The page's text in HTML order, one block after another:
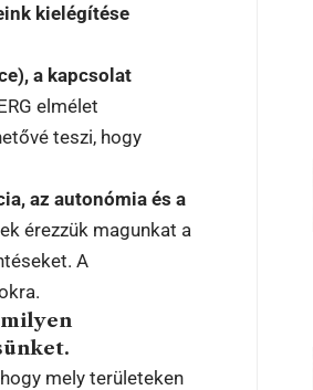
kielégítése
a kapcsolat
elmélet
teszi, hogy
az autonómia és a
érezzük magunkat a
A
milyen
mely területeken